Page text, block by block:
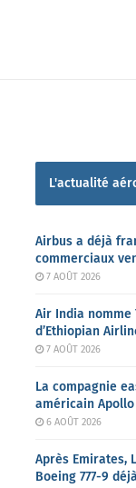
L'actualité
Airbus a déjà
commerciaux
7 AOÛT 2026
Air India nomme
d’Ethiopian
7 AOÛT 2026
La compagnie
américain Apollo
6 AOÛT 2026
Après Emirates,
Boeing 777-9